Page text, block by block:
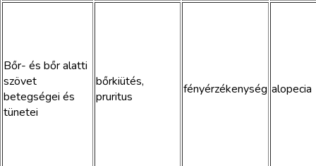
Bőr- és bőr alatti
szövet
betegségei és
tünetei
bőrkiütés,
pruritus
fényérzékenység alopecia